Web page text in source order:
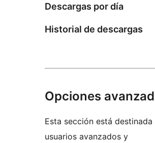
Descargas por día
Historial de descargas
Opciones
Esta sección está destinada
usuarios avanzados y